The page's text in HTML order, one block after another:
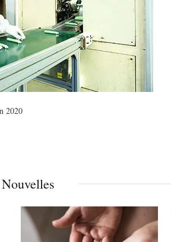
2020